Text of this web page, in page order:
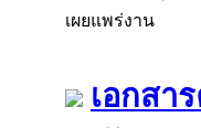
เผยแพร่งาน
เอกสา